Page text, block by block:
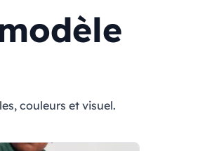
couleurs et visuel.